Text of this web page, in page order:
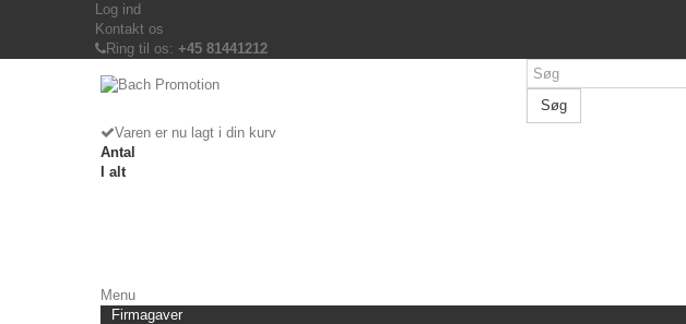
Log ind
Kontakt os
Ring til os: +45 81441212
Søg
Varen er nu lagt i din kurv
Antal
I alt
Menu
Firmagaver